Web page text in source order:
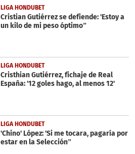
LIGA HONDUBET
Cristian Gutiérrez se defiende: 'Estoy a
un kilo de mi peso óptimo”
LIGA HONDUBET
Cristhian Gutiérrez, fichaje de Real
España: '12 goles hago, al menos 12'
LIGA HONDUBET
'Chino' López: 'Si me tocara, pagaría por
estar en la Selección”